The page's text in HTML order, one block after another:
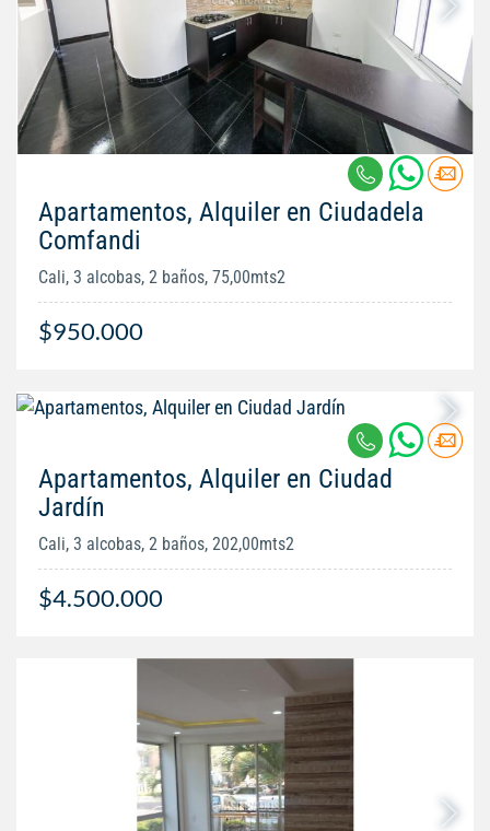
Apartamentos, Alquiler en Ciudadela
Comfandi
Cali, 3 alcobas, 2 baños, 75,00mts2
$950.000
Apartamentos, Alquiler en Ciudad
Jardín
Cali, 3 alcobas, 2 baños, 202,00mts2
$4.500.000